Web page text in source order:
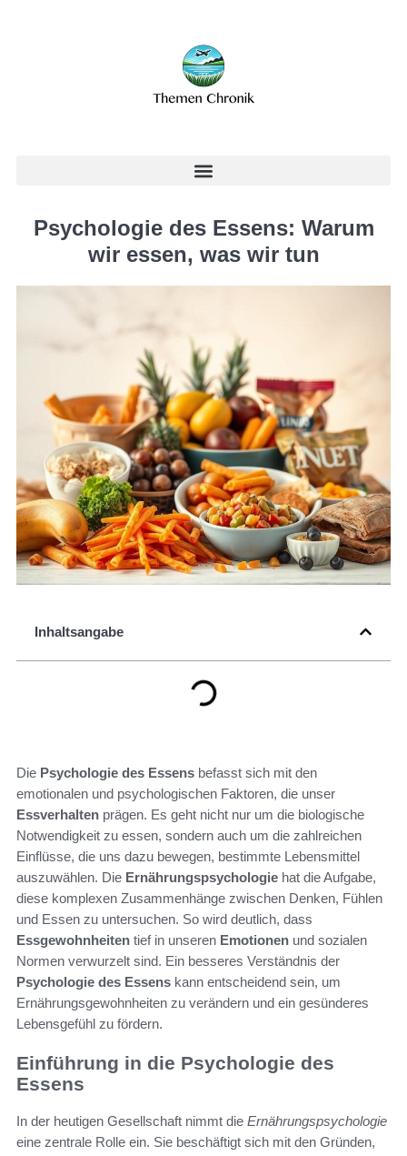
Psychologie des Essens: Warum
wir essen, was wir tun
Inhaltsangabe
Die Psychologie des Essens befasst sich mit den
emotionalen und psychologischen Faktoren, die unser
Essverhalten prägen. Es geht nicht nur um die biologische
Notwendigkeit zu essen, sondern auch um die zahlreichen
Einflüsse, die uns dazu bewegen, bestimmte Lebensmittel
auszuwählen. Die Ernährungspsychologie hat die Aufgabe,
diese komplexen Zusammenhänge zwischen Denken, Fühlen
und Essen zu untersuchen. So wird deutlich, dass
Essgewohnheiten tief in unseren Emotionen und sozialen
Normen verwurzelt sind. Ein besseres Verständnis der
Psychologie des Essens kann entscheidend sein, um
Ernährungsgewohnheiten zu verändern und ein gesünderes
Lebensgefühl zu fördern.
Einführung in die Psychologie des
Essens
In der heutigen Gesellschaft nimmt die Ernährungspsychologie
eine zentrale Rolle ein. Sie beschäftigt sich mit den Gründen,